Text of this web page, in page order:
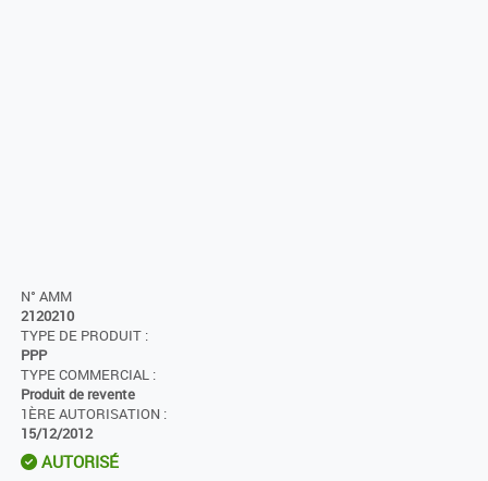
N° AMM
2120210
TYPE DE PRODUIT :
PPP
TYPE COMMERCIAL :
Produit de revente
1ÈRE AUTORISATION :
15/12/2012
AUTORISÉ